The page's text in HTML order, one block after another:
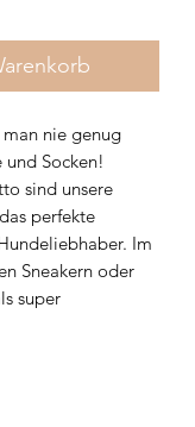
nie genug
und Socken!
sind unsere
perfekte
Im
Sneakern oder
super